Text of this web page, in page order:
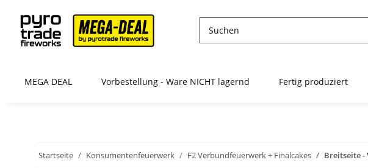
MEGA DEAL Vorbestellung - Ware NICHT lagernd Fertig produziert
Startseite Konsumentenfeuerwerk F2 Verbundfeuerwerk + Finalcakes Breitseite -